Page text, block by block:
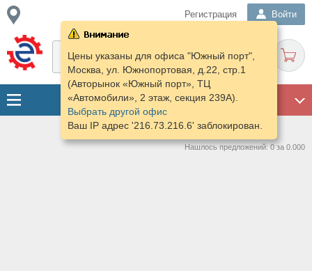
Регистрация Войти
Цены указаны для офиса "Южный порт",
Москва, ул. Южнопортовая, д.22, стр.1
(Авторынок «Южный порт», ТЦ
«Автомобили», 2 этаж, секция 239А).
Выбрать другой офис
Ваш IP адрес '216.73.216.6' заблокирован.
Нашлось предложений: 0 за 0.000